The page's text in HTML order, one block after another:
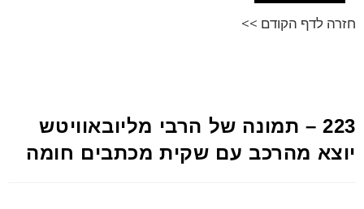
חזרה לדף הקודם >>
223 – תמונה של הרבי מליובאוויטש
יוצא מהרכב עם שקית מכתבים חומה